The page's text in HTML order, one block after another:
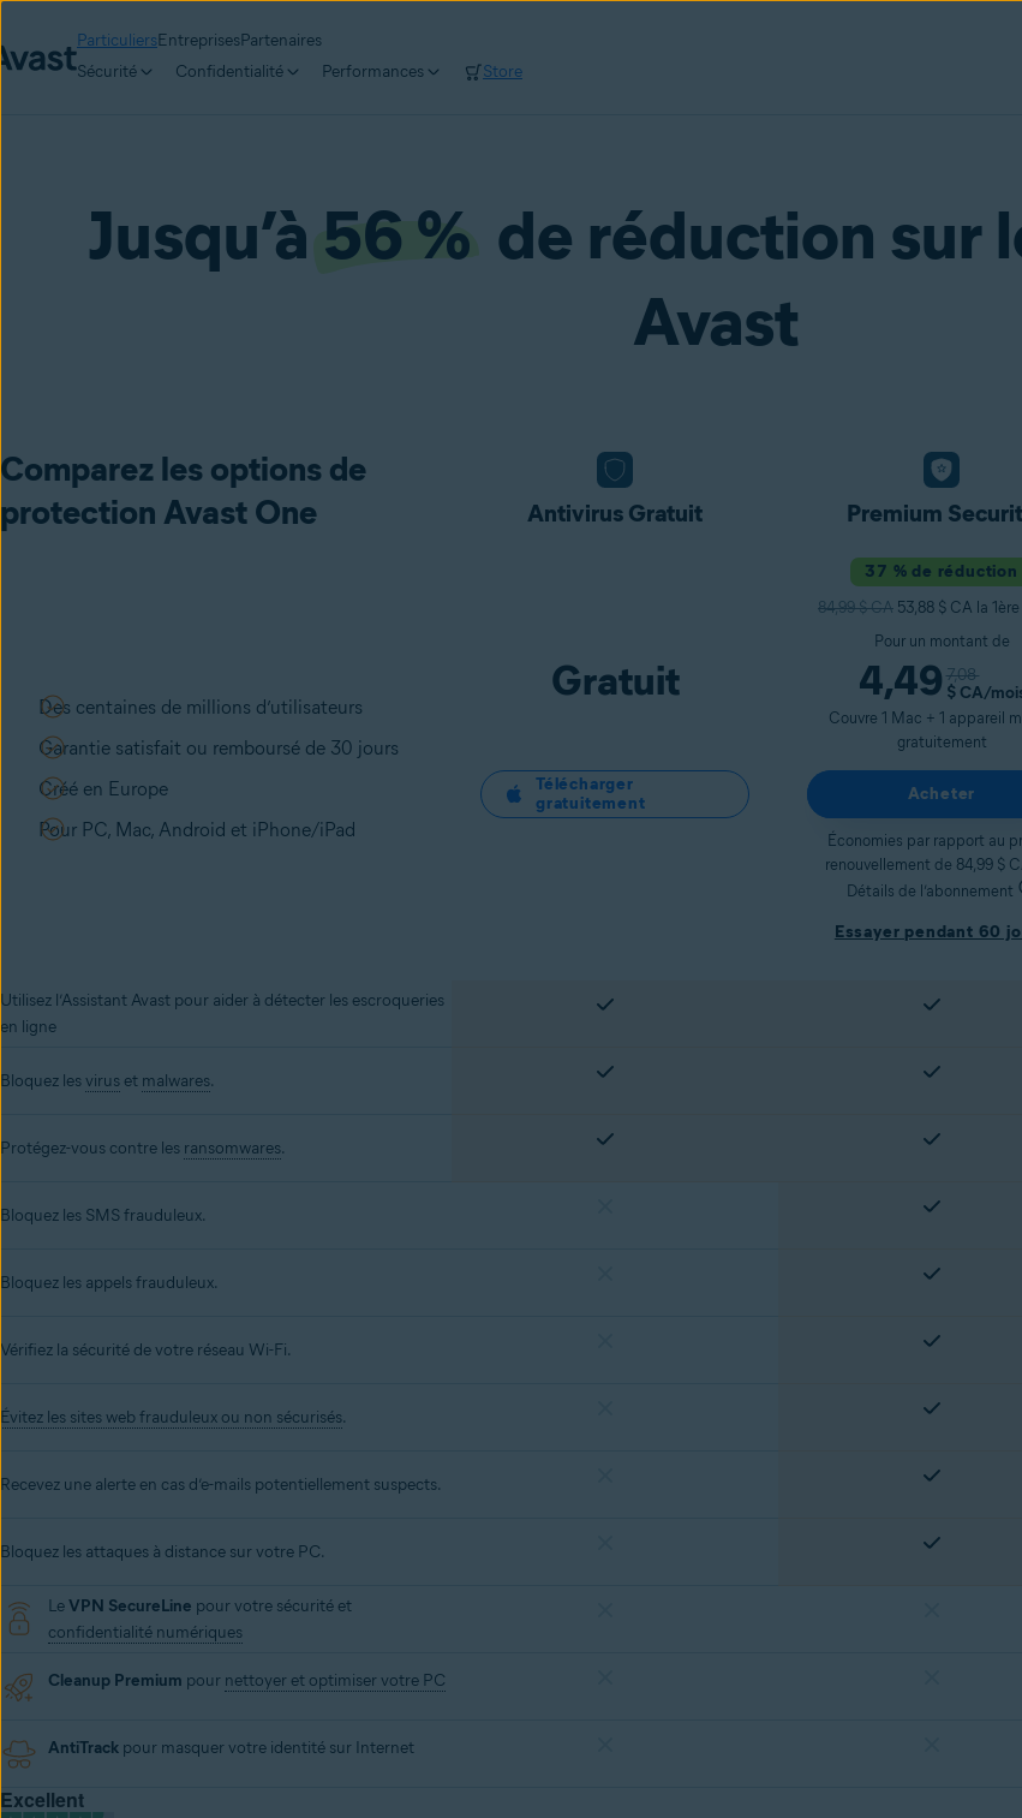
ParticuliersEntreprisesPartenaires
Sécurité
Confidentialité Performances Store
Jusqu’à 56 % de réduction sur
Avast
Comparez les options de
protection Avast One
Antivirus Gratuit Premium
Des centaines de millions d’utilisateurs
Garantie satisfait ou remboursé de 30 jours
Créé en Europe
Pour PC, Mac, Android et iPhone/iPad
Gratuit
Télécharger
gratuitement
37 % de réduction
84,99 $ CA 53,88 $ CA la
Pour un montant de
4,49 7,08
$ CA/
Couvre 1 Mac + 1 appareil
gratuitement
Acheter
Économies par rapport au
renouvellement de 84,99 $
Détails de l’abonnement
Essayer pendant 60
Utilisez l’Assistant Avast pour aider à détecter les escroqueries
en ligne
Bloquez lesvirus et malwares.
Protégez-vous contre les ransomwares.
Bloquez les SMS frauduleux.
Bloquez les appels frauduleux.
Vérifiez la sécurité de votre réseau Wi-Fi.
Évitez les sites web frauduleux ou non sécurisés.
Recevez une alerte en cas d’e-mails potentiellement suspects.
Bloquez les attaques à distance sur votre PC.
LeVPN SecureLine pour votre sécurité et
confidentialité numériques
Cleanup Premium pour nettoyer et optimiser votre PC
AntiTrack pour masquer votre identité sur Internet
Excellent